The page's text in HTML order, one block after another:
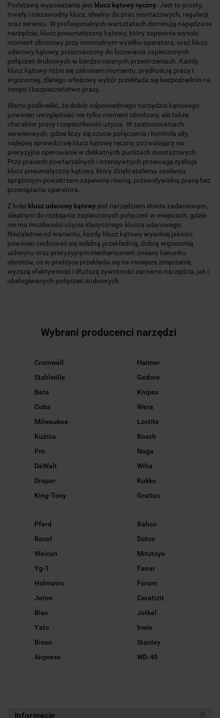
Podstawą wyposażenia jest klucz kątowy ręczny . Jest to prosty,
trwały i niezawodny klucz, idealny do prac montażowych, regulacji
oraz serwisu. W profesjonalnych warsztatach dominują napędzane
narzędzia: klucz pneumatyczny kątowy, który zapewnia wysoki
moment obrotowy przy minimalnym wysiłku operatora, oraz klucz
udarowy kątowy, przeznaczony do luzowania zapieczonych
połączeń śrubowych w bardzo ciasnych przestrzeniach. Każdy
klucz kątowy różni się zakresem momentu, prędkością pracy i
ergonomią, dlatego właściwy wybór przekłada się bezpośrednio na
tempo i bezpieczeństwo pracy.
Warto podkreślić, że dobór odpowiedniego narzędzia kątowego
powinien uwzględniać nie tylko moment obrotowy, ale także
charakter pracy i częstotliwość użycia. W zastosowaniach
serwisowych, gdzie liczy się czucie połączenia i kontrola siły,
najlepiej sprawdzi się klucz kątowy ręczny, pozwalający na
precyzyjne operowanie w delikatnych punktach montażowych.
Przy pracach powtarzalnych i intensywnych przewagę zyskuje
klucz pneumatyczny kątowy, który dzięki stałemu zasilaniu
sprężonym powietrzem zapewnia równą, przewidywalną pracę bez
przeciążania operatora.
Z kolei klucz udarowy kątowy jest narzędziem stricte zadaniowym,
idealnym do rozbijania zapieczonych połączeń w miejscach, gdzie
nie ma możliwości użycia klasycznego klucza udarowego.
Niezależnie od wariantu, każdy klucz kątowy wysokiej jakości
powinien cechować się solidną przekładnią, dobrą ergonomią
uchwytu oraz precyzyjnym mechanizmem zmiany kierunku
obrotów, co w praktyce przekłada się na mniejsze zmęczenie,
wyższą efektywność i dłuższą żywotność zarówno narzędzia, jak i
obsługiwanych połączeń śrubowych.
Wybrani producenci narzędzi
Cromwell
Stahlwille
Beta
Coba
Milwaukee
Kuźnia
Pro
DeWalt
Draper
King-Tony
Haimer
Gedore
Knipex
Wera
Loctite
Bosch
Noga
Wiha
Kukko
Grattec
Pferd
Rocol
Weicon
Yg-1
Holmatro
Jeton
Biax
Yato
Bison
Airpress
Bahco
Dotco
Mitutoyo
Fanar
Forum
Ceratizit
Jotkel
Irwin
Stanley
WD-40
Informacje